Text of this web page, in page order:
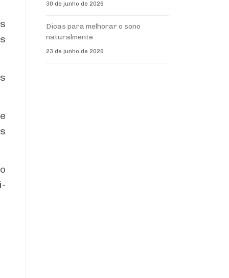
30 de junho de 2026
Dicas para melhorar o sono
naturalmente
23 de junho de 2026